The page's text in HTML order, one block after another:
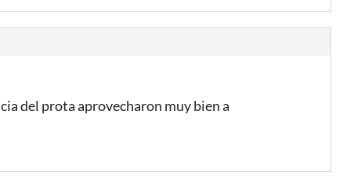
del prota aprovecharon muy bien a